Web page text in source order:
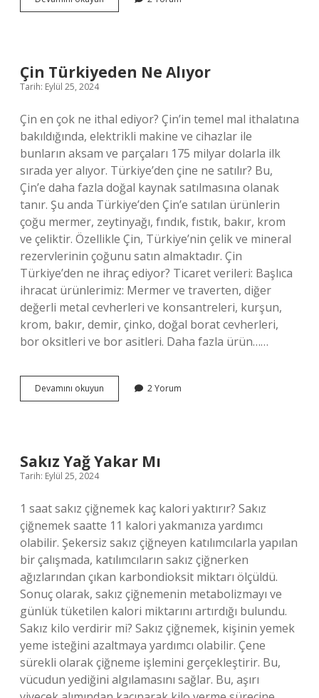
Köle
Çin Türkiyeden Ne Alıyor
Tarih: Eylül 25, 2024
Çin en çok ne ithal ediyor? Çin’in temel mal ithalatına
bakıldığında, elektrikli makine ve cihazlar ile
bunların aksam ve parçaları 175 milyar dolarla ilk
sırada yer alıyor. Türkiye’den çine ne satılır? Bu,
Çin’e daha fazla doğal kaynak satılmasına olanak
tanır. Şu anda Türkiye’den Çin’e satılan ürünlerin
çoğu mermer, zeytinyağı, fındık, fıstık, bakır, krom
ve çeliktir. Özellikle Çin, Türkiye’nin çelik ve mineral
rezervlerinin çoğunu satın almaktadır. Çin
Türkiye’den ne ihraç ediyor? Ticaret verileri: Başlıca
ihracat ürünlerimiz: Mermer ve traverten, diğer
değerli metal cevherleri ve konsantreleri, kurşun,
krom, bakır, demir, çinko, doğal borat cevherleri,
bor oksitleri ve bor asitleri. Daha fazla ürün……
Devamını okuyun
Türkiyeden
2 Yorum
Sakız Yağ Yakar Mı
Tarih: Eylül 25, 2024
1 saat sakız çiğnemek kaç kalori yaktırır? Sakız
çiğnemek saatte 11 kalori yakmanıza yardımcı
olabilir. Şekersiz sakız çiğneyen katılımcılarla yapılan
bir çalışmada, katılımcıların sakız çiğnerken
ağızlarından çıkan karbondioksit miktarı ölçüldü.
Sonuç olarak, sakız çiğnemenin metabolizmayı ve
günlük tüketilen kalori miktarını artırdığı bulundu.
Sakız kilo verdirir mi? Sakız çiğnemek, kişinin yemek
yeme isteğini azaltmaya yardımcı olabilir. Çene
sürekli olarak çiğneme işlemini gerçekleştirir. Bu,
vücudun yediğini algılamasını sağlar. Bu, aşırı